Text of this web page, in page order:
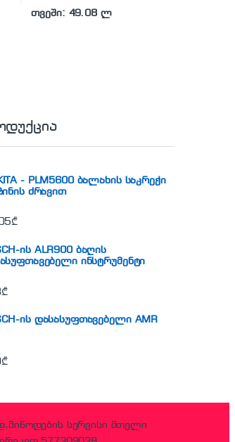
თვეში: 49.08 ლ
- PLM5600 ბალახის საკრეჭი
ძრავით
₾
ის ALR900 ბაღის
ინსტრუმენტი
₾
ის დასასუფთავებელი AMR
₾
სერვისი მთელი